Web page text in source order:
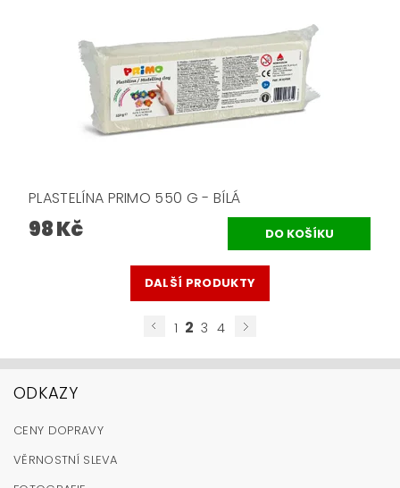
PLASTELÍNA PRIMO 550 G - BÍLÁ
98 Kč
DALŠÍ PRODUKTY
1 2 3 4
ODKAZY
CENY DOPRAVY
VĚRNOSTNÍ SLEVA